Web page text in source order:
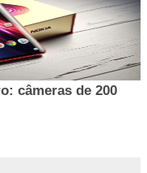
câmeras de 200